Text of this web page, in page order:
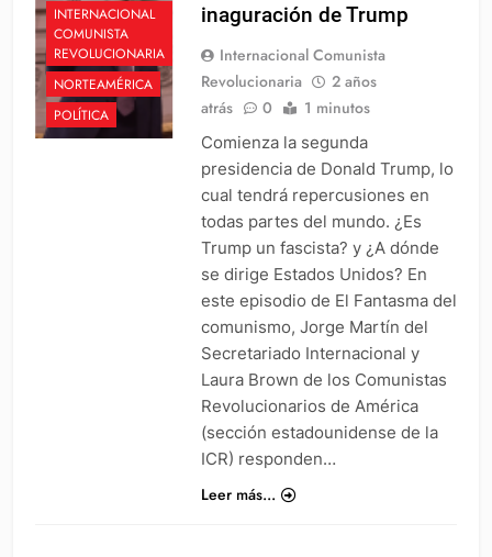
INTERNACIONAL
COMUNISTA
REVOLUCIONARIA
NORTEAMÉRICA
POLÍTICA
inaguración de Trump
Internacional Comunista
Revolucionaria
2 años
atrás
0 1 minutos
Comienza la segunda
presidencia de Donald Trump, lo
cual tendrá repercusiones en
todas partes del mundo. ¿Es
Trump un fascista? y ¿A dónde
se dirige Estados Unidos? En
este episodio de El Fantasma del
comunismo, Jorge Martín del
Secretariado Internacional y
Laura Brown de los Comunistas
Revolucionarios de América
(sección estadounidense de la
ICR) responden…
Leer más...